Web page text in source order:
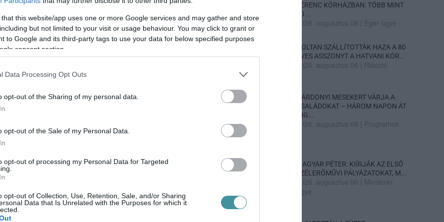
that this website/app uses one or more Google services and may gather and store
but not limited to your visit or usage behaviour. You may click to grant or
to Google and its third-party tags to use your data for below specified purposes
consent section.
Data Processing Opt Outs
opt-out of the Sharing of my personal data.
opt-out of the Sale of my Personal Data.
opt-out of processing my Personal Data for Targeted
opt-out of Collection, Use, Retention, Sale, and/or Sharing
Data that Is Unrelated with the Purposes for which it
kérik Áder János köztársasági elnököt,
Nem! AkkorITTmost megteheted!
az EGRI ÜGYEK Google Hírek oldalán!
FERENC KÓRHÁZBAN: TÖBB MINT
70 ...
2026. augusztus 06 Eger ügye
HOLTAN SZÁLLÍTOTTÁK HAZA A 80
ÉVES ASSZONYT A HATVANI KÓR...
2026. augusztus 06 Riasztó
GÁRDONYI MESEKERT VÁRJA A
CSALÁDOKAT – HÁROM NAPON ÁT
ING...
2026. augusztus 06 Programok
MAGYAR PÉTER: KIÍRJÁK AZ ELSŐ
SZÉLERŐMŰVI PÁLYÁZATOKAT, M...
2026. augusztus 06
Mindenki
ügye